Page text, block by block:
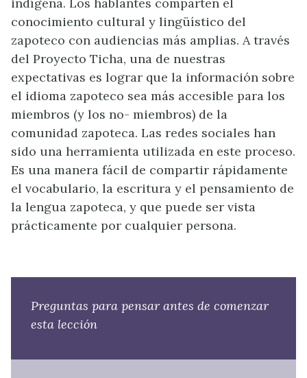
indígena. Los hablantes comparten el
conocimiento cultural y lingüístico del
zapoteco con audiencias más amplias. A través
del Proyecto Ticha, una de nuestras
expectativas es lograr que la información sobre
el idioma zapoteco sea más accesible para los
miembros (y los no- miembros) de la
comunidad zapoteca. Las redes sociales han
sido una herramienta utilizada en este proceso.
Es una manera fácil de compartir rápidamente
el vocabulario, la escritura y el pensamiento de
la lengua zapoteca, y que puede ser vista
prácticamente por cualquier persona.
Preguntas para pensar antes de comenzar
esta lección